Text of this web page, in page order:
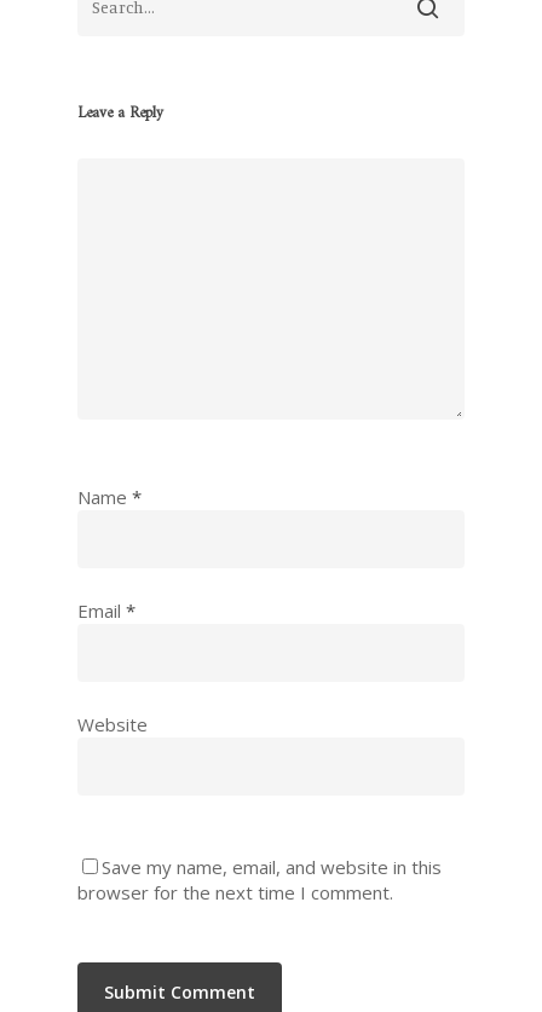
Leave a Reply
Name *
Email *
Website
Save my name, email, and website in this
browser for the next time I comment.